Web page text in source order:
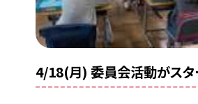
4/18(月) 委員会活動がスタ